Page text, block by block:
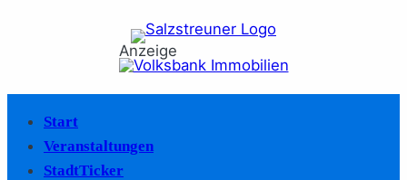
Anzeige
Start
Veranstaltungen
StadtTicker